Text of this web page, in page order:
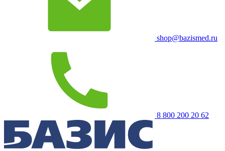
shop@bazismed.ru
8 800 200 20 62